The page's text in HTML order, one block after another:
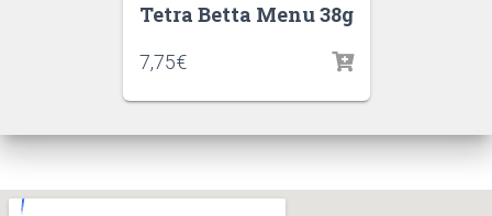
Tetra Betta Menu 38g
7,75€